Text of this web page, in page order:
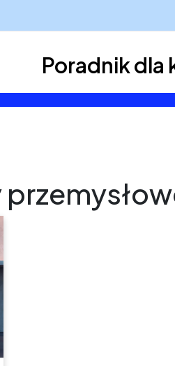
Poradnik dla